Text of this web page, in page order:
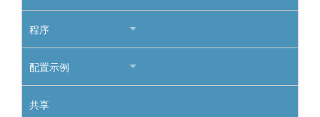
程序
配置示例
共享